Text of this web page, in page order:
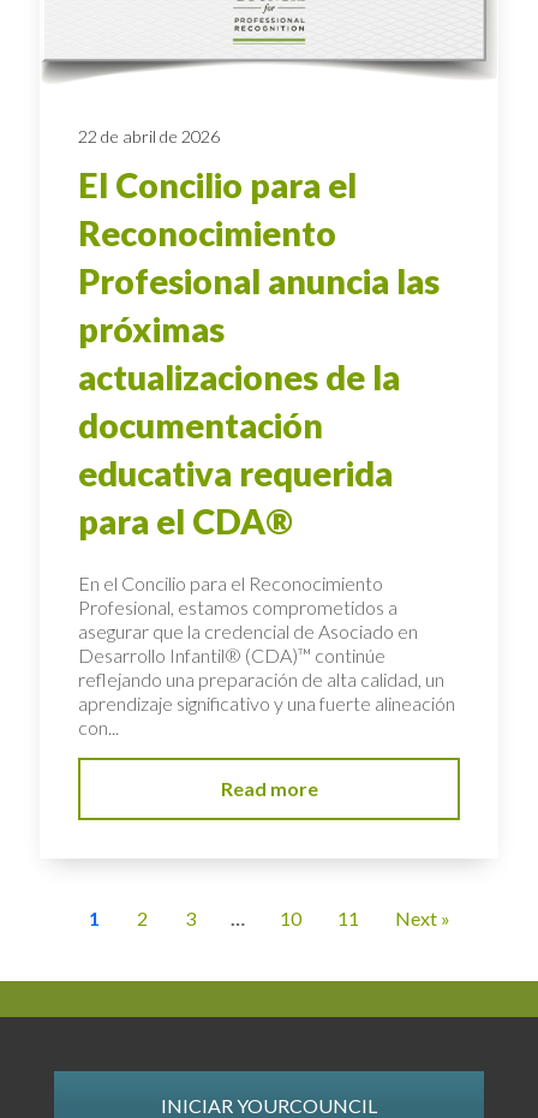
22 de abril de 2026
El Concilio para el
Reconocimiento
Profesional anuncia las
próximas
actualizaciones de la
documentación
educativa requerida
para el CDA®
En el Concilio para el Reconocimiento
Profesional, estamos comprometidos a
asegurar que la credencial de Asociado en
Desarrollo Infantil® (CDA)™ continúe
reflejando una preparación de alta calidad, un
aprendizaje significativo y una fuerte alineación
con...
Read more
1 2 3 10 11 Next »
INICIAR YOURCOUNCIL